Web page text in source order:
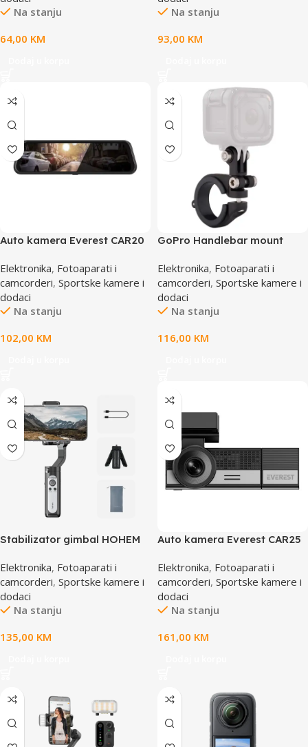
Na stanju
64,00 KM
Na stanju
93,00 KM
Auto kamera Everest CAR20
130°Wide Angle Parking
Monitorable G-Sensor Voice
Control, 42550
Elektronika, Fotoaparati i
camcorderi, Sportske kamere i
dodaci
Na stanju
102,00 KM
GoPro Handlebar mount
Elektronika, Fotoaparati i
camcorderi, Sportske kamere i
dodaci
Na stanju
116,00 KM
Stabilizator gimbal HOHEM
Elektronika, Fotoaparati i
camcorderi, Sportske kamere i
dodaci
Na stanju
135,00 KM
Auto kamera Everest CAR25
Voice Controlled Night Vision
G-Sensor Wifi, 42551, 64GB
kartica
Elektronika, Fotoaparati i
camcorderi, Sportske kamere i
dodaci
Na stanju
161,00 KM